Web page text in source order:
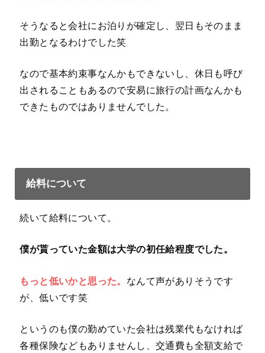
そうなると会社にお泊りが確定し、翌日もそのまま
出勤となるわけでした笑
なので基本約束事なんかもできないし、休日も呼び
出されることもあるので安易に旅行の計画なんかも
できたものではありませんでした。
給料について
続いて給料について。
僕が貰っていた金額は大学の初任給程度でした。
もっと低いかと思った。 なんて声がありそうです
が、低いです笑
というのも僕の勤めていた会社は残業代もなければ
各種保険などもありませんし、交通費も全額支給で